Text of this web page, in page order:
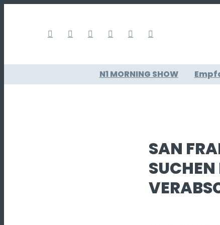
N1 MORNING SHOW
SAN
SUCHEN